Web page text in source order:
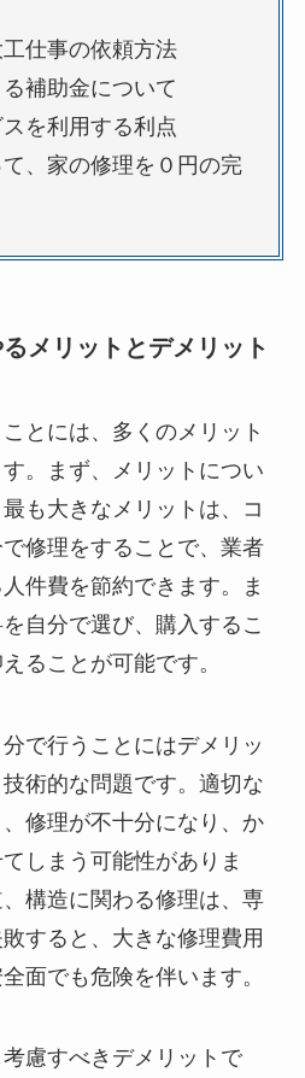
仕事の依頼方法
補助金について
を利用する利点
、家の修理を０円の完
メリットとデメリット
とには、多くのメリット
。まず、メリットについ
も大きなメリットは、コ
修理をすることで、業者
件費を節約できます。ま
自分で選び、購入するこ
ることが可能です。
で行うことにはデメリッ
術的な問題です。適切な
修理が不十分になり、か
しまう可能性がありま
構造に関わる修理は、専
すると、大きな修理費用
面でも危険を伴います。
慮すべきデメリットで